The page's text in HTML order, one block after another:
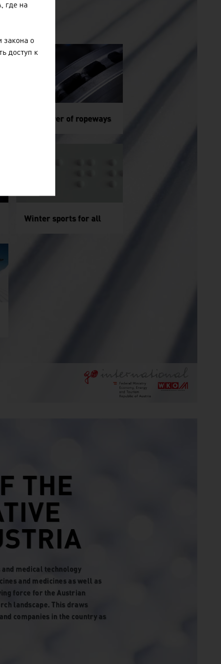
The power of ropeways
Winter sports for all
THE
medical technology
and medicines as well as
force for the Austrian
landscape. This draws
companies in the country as
где на
закона о
доступ к